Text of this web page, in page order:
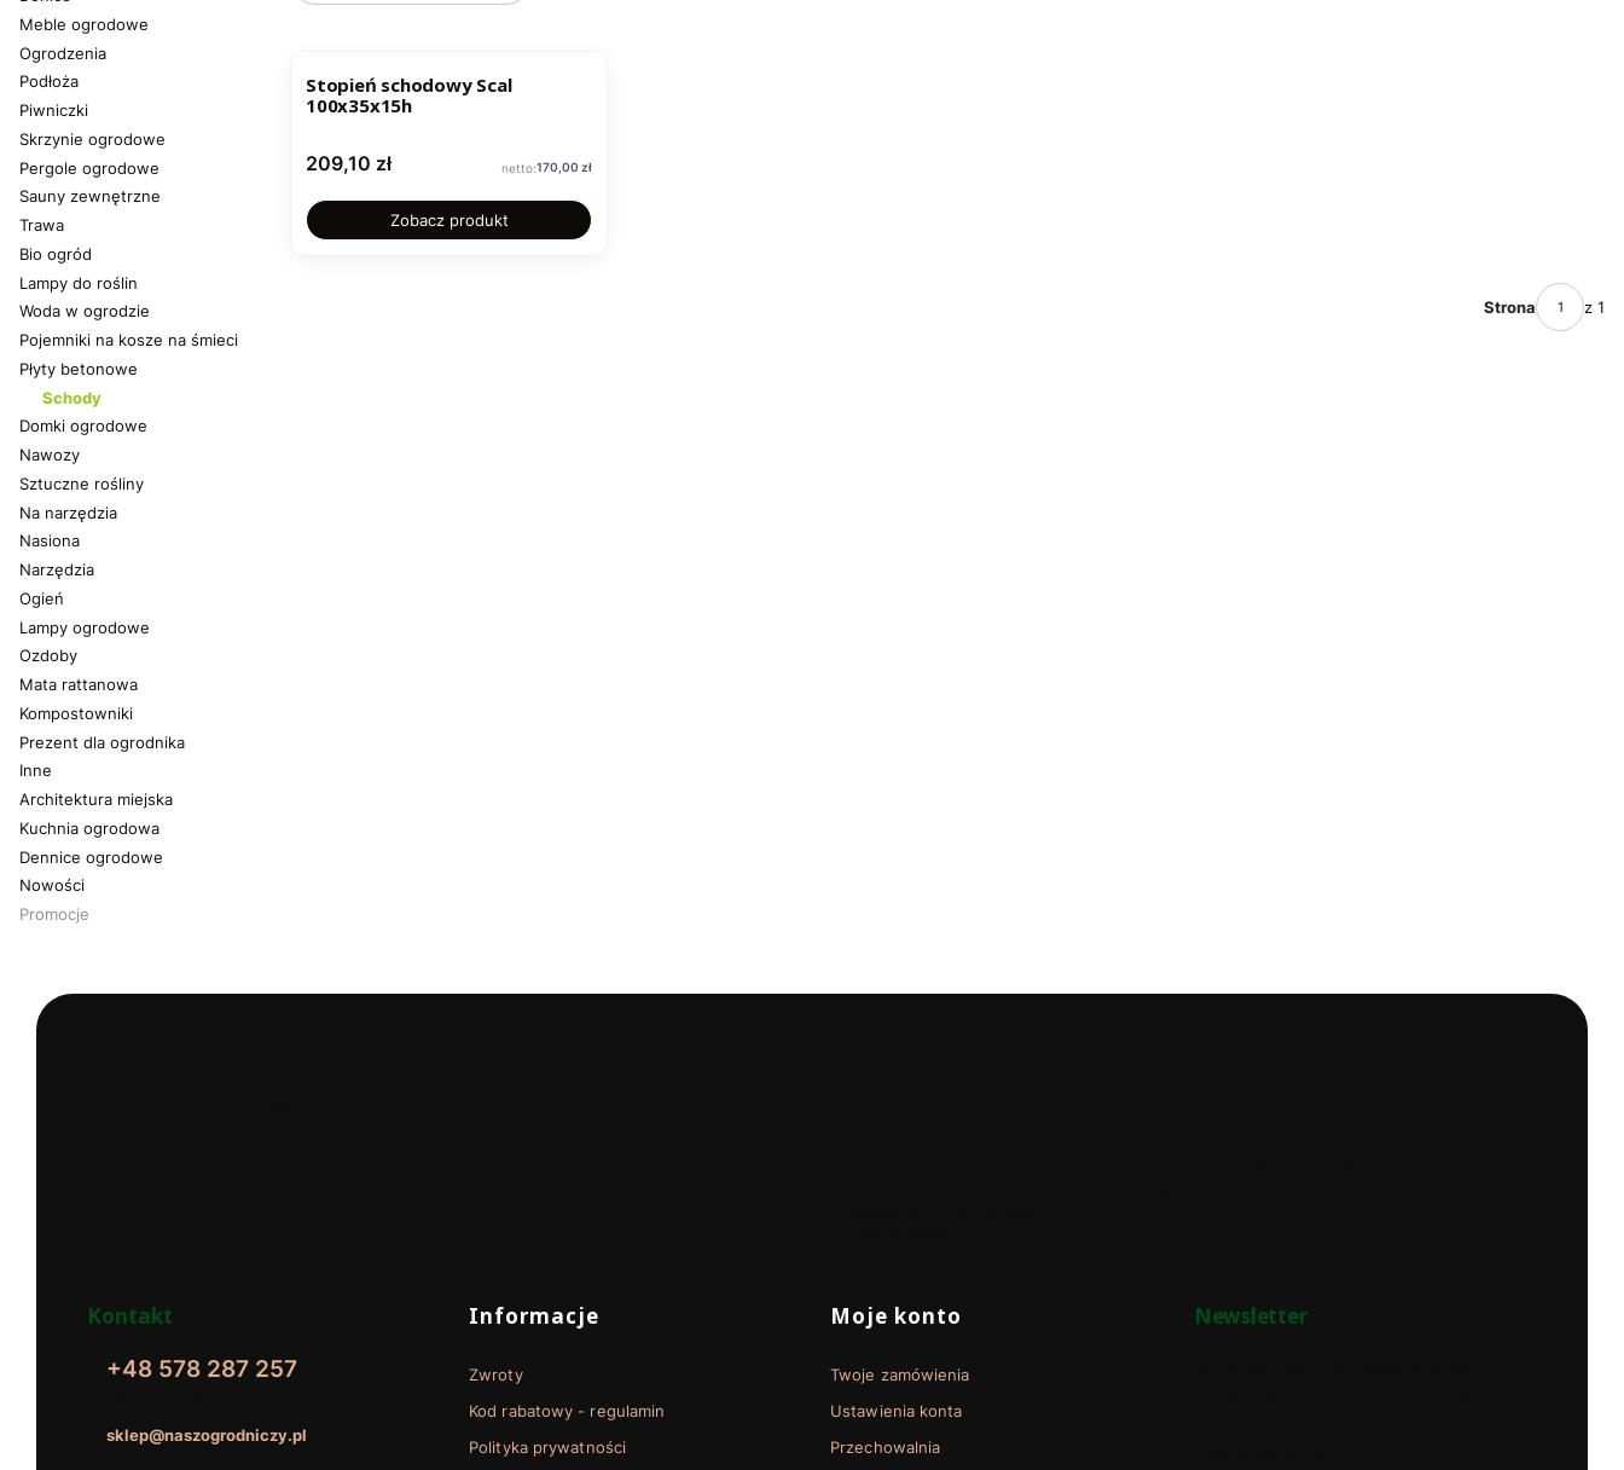
Meble ogrodowe
Ogrodzenia
Podłoża
Piwniczki
Skrzynie ogrodowe
Pergole ogrodowe
Sauny zewnętrzne
Trawa
Bio ogród
Lampy do roślin
Woda w ogrodzie
Pojemniki na kosze na śmieci
Płyty betonowe
Schody
Domki ogrodowe
Nawozy
Sztuczne rośliny
Na narzędzia
Nasiona
Narzędzia
Ogień
Lampy ogrodowe
Ozdoby
Mata rattanowa
Kompostowniki
Prezent dla ogrodnika
Inne
Architektura miejska
Kuchnia ogrodowa
Dennice ogrodowe
Nowości
Promocje
Stopień schodowy Scal
100x35x15h
Cena
209,10 zł Cena
170,00 zł
Zobacz produkt
Strona z 1
Kontakt
+48 578 287 257
sklep@naszogrodniczy.pl
Linki w stopce
Informacje
Zwroty
Kod rabatowy - regulamin
Polityka prywatności
Moje konto
Twoje zamówienia
Ustawienia konta
Przechowalnia
Newsletter